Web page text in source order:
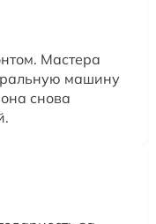
Мастера
машину
снова